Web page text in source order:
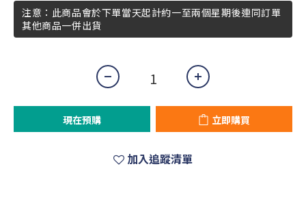
注意：此商品會於下單當天起計約一至兩個星期後連同訂單
其他商品一併出貨
現在預購 立即購買
加入追蹤清單